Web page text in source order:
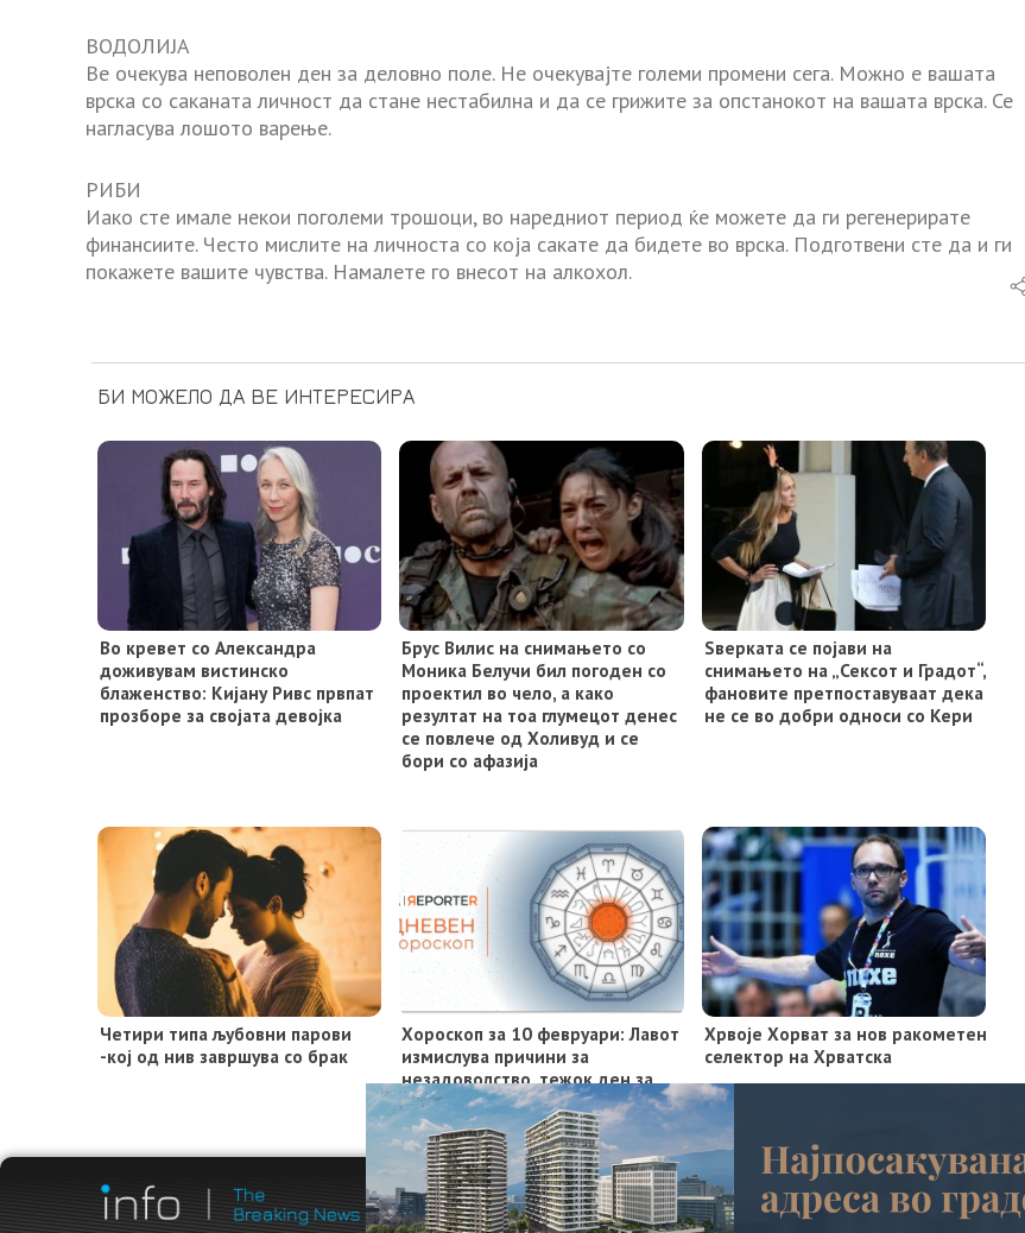
ВОДОЛИЈА
Ве очекува неповолен ден за деловно поле. Не очекувајте големи промени сега. Можно е вашата
врска со саканата личност да стане нестабилна и да се грижите за опстанокот на вашата врска. Се
нагласува лошото варење.
РИБИ
Иако сте имале некои поголеми трошоци, во наредниот период ќе можете да ги регенерирате
финансиите. Често мислите на личноста со која сакате да бидете во врска. Подготвени сте да и ги
покажете вашите чувства. Намалете го внесот на алкохол.
БИ МОЖЕЛО ДА ВЕ ИНТЕРЕСИРА
Во кревет со Александра
доживувам вистинско
блаженство: Кијану Ривс првпат
прозборе за својата девојка
Брус Вилис на снимањето со
Моника Белучи бил погоден со
проектил во чело, а како
резултат на тоа глумецот денес
се повлече од Холивуд и се
бори со афазија
Ѕверката се појави на
снимањето на „Сексот и Градот“,
фановите претпоставувaат дека
не се во добри односи со Кери
Четири типа љубовни парови
-кој од нив завршува со брак
Хороскоп за 10 февруари: Лавот
измислува причини за
незадоволство, тежок ден за
водолијата
Хрвоје Хорват за нов ракометен
селектор на Хрватска
МАРКЕТИНГ КОНТАКТ ИМПРЕСУМ